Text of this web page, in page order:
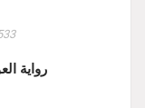
رواية